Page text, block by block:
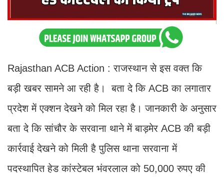
Rajasthan ACB Action : राजस्थान से इस वक्त कि
बड़ी खबर सामने आ रही है। बता दे कि ACB का लगातार
प्रदेश में एक्शन देखने को मिल रहा है। जानकारी के अनुसार
बता दे कि सांचौर के सरवाना थाने में बाड़मेर ACB की बड़ी
कार्रवाई देखने को मिली है पुलिस थाना सरवाना में
पदस्थापित हेड कांस्टेबल भंवरलाल को 50,000 रुपए की